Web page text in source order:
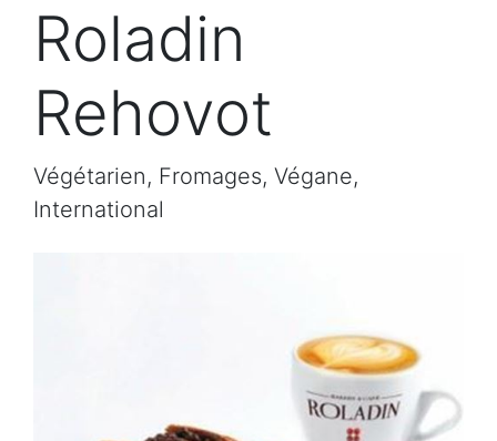
Roladin
Rehovot
Végétarien, Fromages, Végane,
International